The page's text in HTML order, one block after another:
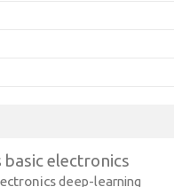
basic electronics
deep-learning